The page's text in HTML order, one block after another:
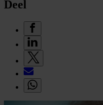
Deel